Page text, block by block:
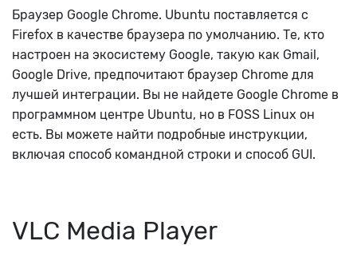
Браузер Google Chrome. Ubuntu поставляется с
Firefox в качестве браузера по умолчанию. Те, кто
настроен на экосистему Google, такую ​​как Gmail,
Google Drive, предпочитают браузер Chrome для
лучшей интеграции. Вы не найдете Google Chrome в
программном центре Ubuntu, но в FOSS Linux он
есть. Вы можете найти подробные инструкции,
включая способ командной строки и способ GUI.
VLC Media Player